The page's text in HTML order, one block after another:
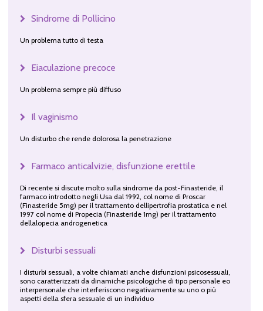
Sindrome di Pollicino
Un problema tutto di testa
Eiaculazione precoce
Un problema sempre più diffuso
Il vaginismo
Un disturbo che rende dolorosa la penetrazione
Farmaco anticalvizie, disfunzione erettile
Di recente si discute molto sulla sindrome da post-Finasteride, il
farmaco introdotto negli Usa dal 1992, col nome di Proscar
(Finasteride 5mg) per il trattamento dellipertrofia prostatica e nel
1997 col nome di Propecia (Finasteride 1mg) per il trattamento
dellalopecia androgenetica
Disturbi sessuali
I disturbi sessuali, a volte chiamati anche disfunzioni psicosessuali,
sono caratterizzati da dinamiche psicologiche di tipo personale eo
interpersonale che interferiscono negativamente su uno o più
aspetti della sfera sessuale di un individuo